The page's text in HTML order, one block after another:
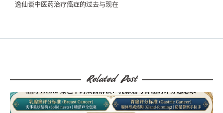
逸仙谈中医药治疗癌症的过去与现在
Related Post​